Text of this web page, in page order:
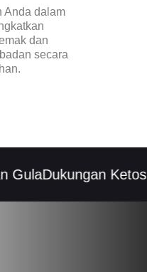
Anda dalam
dan
secara
Dukungan Ketosis